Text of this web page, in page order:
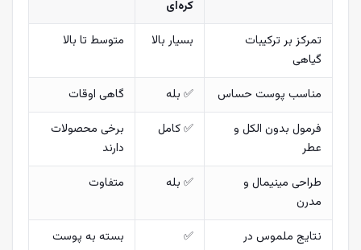
کره‌ای
تمرکز بر ترکیبات
گیاهی
بسیار بالا متوسط تا بالا
مناسب پوست حساس ✅ بله
گاهی اوقات
فرمول بدون الکل و
عطر
✅ کامل
برخی محصولات
دارند
طراحی مینیمال و
مدرن
✅ بله متفاوت
نتایج ملموس در
✅
بسته به پوست